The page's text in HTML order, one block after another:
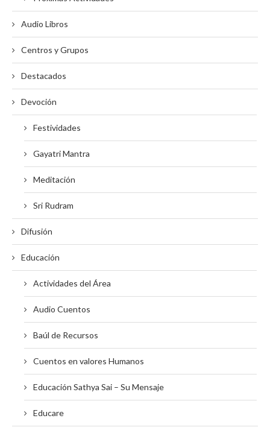
Audio Libros
Centros y Grupos
Destacados
Devoción
Festividades
Gayatri Mantra
Meditación
Sri Rudram
Difusión
Educación
Actividades del Área
Audio Cuentos
Baúl de Recursos
Cuentos en valores Humanos
Educación Sathya Sai – Su Mensaje
Educare